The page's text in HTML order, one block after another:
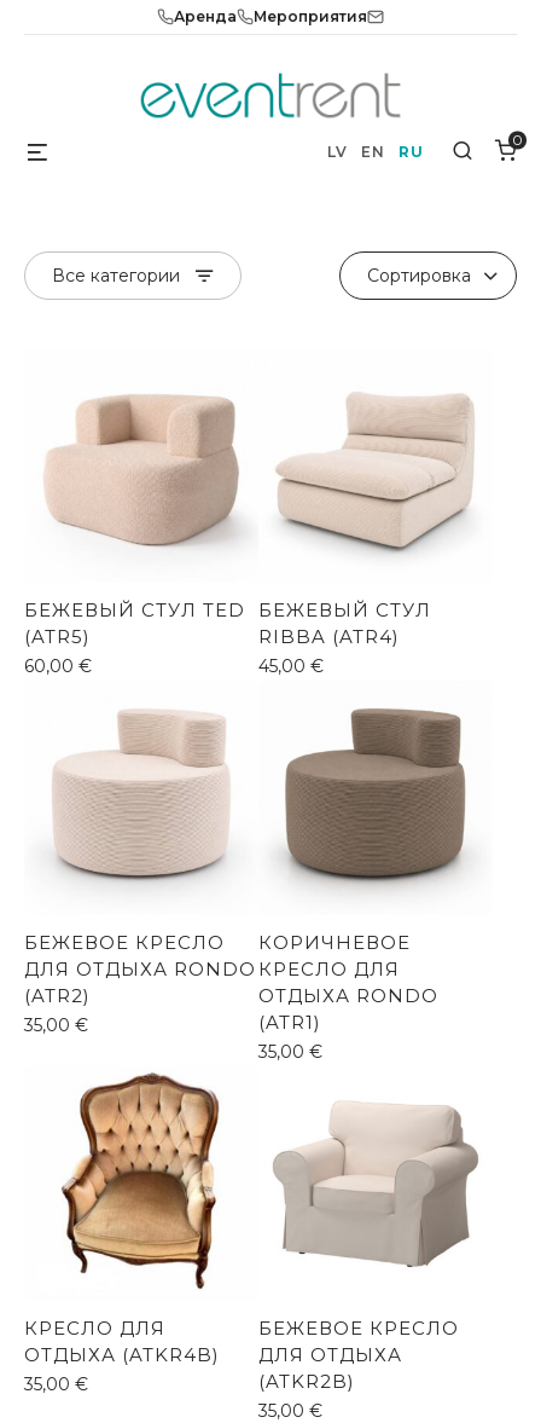
Аренда Мероприятия
LV EN RU Search
0
Все категории
БЕЖЕВЫЙ СТУЛ TED
(ATR5)
60,00 €
БЕЖЕВЫЙ СТУЛ
RIBBA (ATR4)
45,00 €
БЕЖЕВОЕ КРЕСЛО
ДЛЯ ОТДЫХА RONDO
(ATR2)
35,00 €
КОРИЧНЕВОЕ
КРЕСЛО ДЛЯ
ОТДЫХА RONDO
(ATR1)
35,00 €
КРЕСЛО ДЛЯ
ОТДЫХА (ATKR4B)
35,00 €
БЕЖЕВОЕ КРЕСЛО
ДЛЯ ОТДЫХА
(ATKR2B)
35,00 €